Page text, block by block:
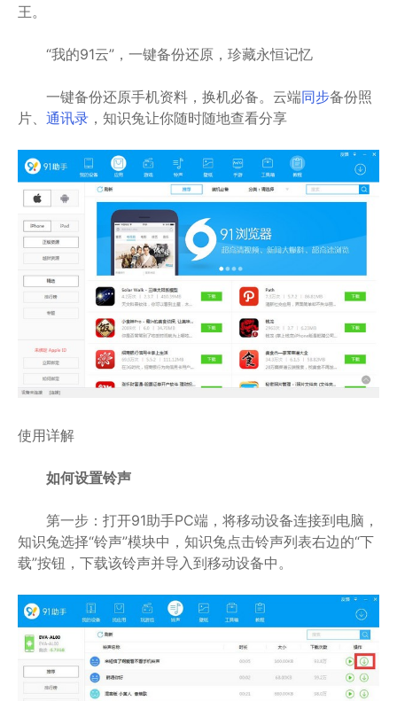
王。
“我的91云”，一键备份还原，珍藏永恒记忆
一键备份还原手机资料，换机必备。云端同步备份照
片、 通讯录 ，知识兔让你随时随地查看分享
使用详解
如何设置铃声
第一步：打开91助手PC端，将移动设备连接到电脑，
知识兔选择“铃声”模块中，知识兔点击铃声列表右边的“下
载”按钮，下载该铃声并导入到移动设备中。